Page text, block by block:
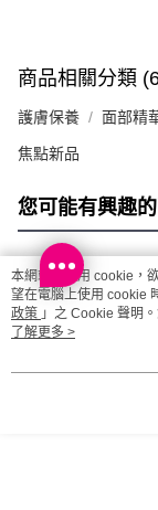
商品相關分類
護膚保養 面部精
焦點新品
您可能有興趣
熱門標籤
熱銷排行
本網站中使用 cookie，
望在電腦上使用 cookie
政策 」之 Cookie 聲明
條款之 Cookie 聲明使用
了解更多 >